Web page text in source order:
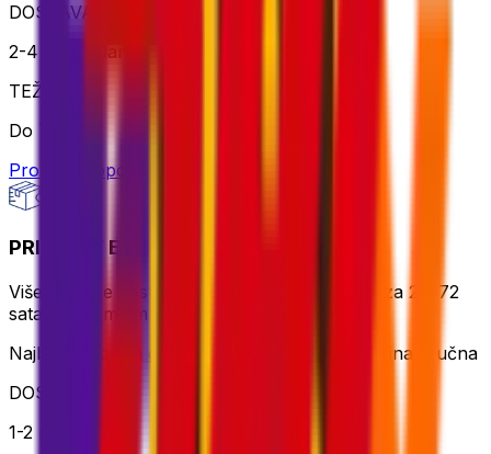
DOSTAVA
2-4 radna dana
TEŽINA
Do 70 kg
Provjerite opciju
PRIORITY EXPRESS PACKAGE
Više od brze dostave, bilo gdje u svijetu – leti za 24-72
sata uz premium rukovanje.
Najbolji izbor za globalnu dostavu kada je brzina ključna
DOSTAVA
1-2 radna dana